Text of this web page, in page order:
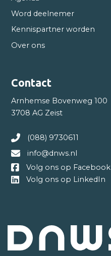
Word deelnemer
Kennispartner worden
Over ons
Contact
Arnhemse Bovenweg 100
3708 AG Zeist
(088) 9730611
info@dnws.nl
Volg ons op Facebook
Volg ons op LinkedIn